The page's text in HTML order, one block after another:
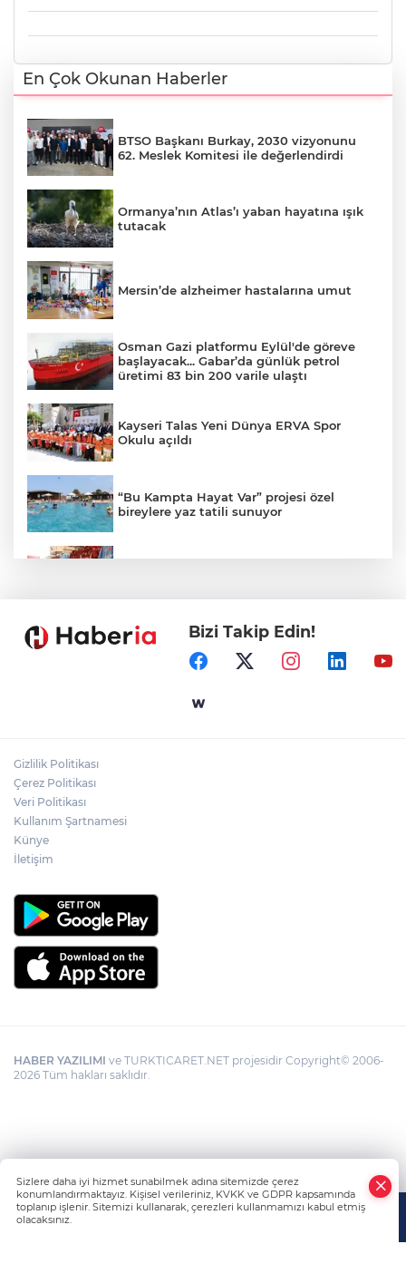
En Çok Okunan Haberler
BTSO Başkanı Burkay, 2030 vizyonunu
62. Meslek Komitesi ile değerlendirdi
Ormanya’nın Atlas’ı yaban hayatına ışık
tutacak
Mersin’de alzheimer hastalarına umut
Osman Gazi platformu Eylül'de göreve
başlayacak... Gabar’da günlük petrol
üretimi 83 bin 200 varile ulaştı
Kayseri Talas Yeni Dünya ERVA Spor
Okulu açıldı
“Bu Kampta Hayat Var” projesi özel
bireylere yaz tatili sunuyor
Eskişehir'de kırsal mahallelere yeni su
Antalya Büyükşehir’den Kemer’e çevre
Bizi Takip Edin!
Gizlilik Politikası
Çerez Politikası
Veri Politikası
Kullanım Şartnamesi
Künye
İletişim
HABER YAZILIMI ve TURKTICARET.NET projesidir Copyright© 2006-
2026 Tüm hakları saklıdır.
Sizlere daha iyi hizmet sunabilmek adına sitemizde çerez
konumlandırmaktayız. Kişisel verileriniz, KVKK ve GDPR kapsamında
toplanıp işlenir. Sitemizi kullanarak, çerezleri kullanmamızı kabul etmiş
olacaksınız.